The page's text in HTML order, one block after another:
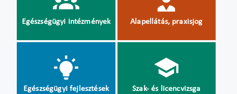
Egészségügyi intézmények Alapellátás, praxisjog
Egészségügyi fejlesztések Szak- és licencvizsga